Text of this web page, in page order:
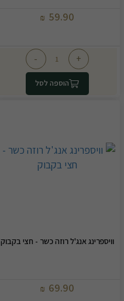
59.90
₪
+
-
הוספה לסל
וויספרינג אנג'ל רוזה כשר - חצי בקבוק
69.90
₪